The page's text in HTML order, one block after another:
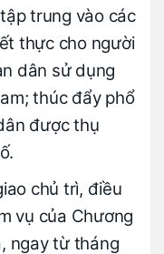
trung vào các
thực cho người
dân sử dụng
thúc đẩy phổ
được thụ
chủ trì, điều
vụ của Chương
ngay từ tháng